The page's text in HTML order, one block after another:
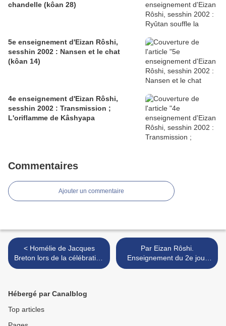
chandelle (kôan 28)
5e enseignement d'Eizan Rôshi,
sesshin 2002 : Nansen et le chat
(kôan 14)
4e enseignement d'Eizan Rôshi,
sesshin 2002 : Transmission ;
L'oriflamme de Kâshyapa
Commentaires
Ajouter un commentaire
< Homélie de Jacques
Breton lors de la célébration
de son Jubilé en 2004
Par Eizan Rôshi.
Enseignement du 2e jour
de sesshin 1995 à Tôkyô :
Hébergé par Canalblog
Top articles